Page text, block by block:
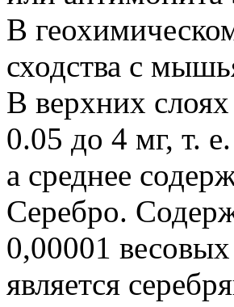
В
сходства с
В верхних
0.05 до 4 мг, т.
а среднее
Серебро.
0,00001
является